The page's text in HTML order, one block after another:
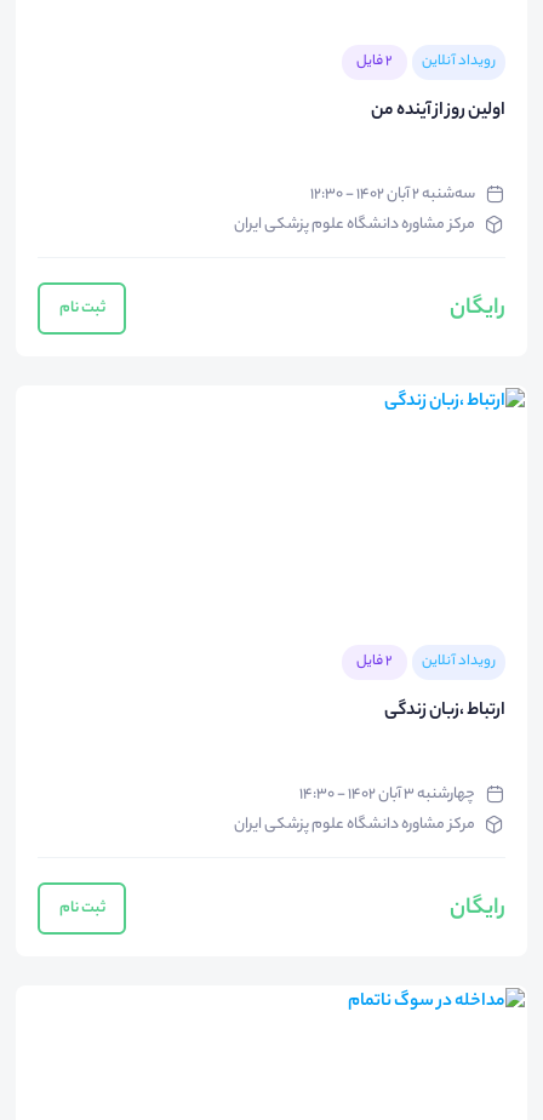
رویداد آنلاین 2 فایل
اولین روز از آینده من
سه‌شنبه ۲ آبان ۱۴۰۲ - ۱۲:۳۰
مرکز مشاوره دانشگاه علوم پزشکی ایران
رایگان ثبت نام
رویداد آنلاین 2 فایل
ارتباط ،زبان زندگی
چهارشنبه ۳ آبان ۱۴۰۲ - ۱۴:۳۰
مرکز مشاوره دانشگاه علوم پزشکی ایران
رایگان ثبت نام